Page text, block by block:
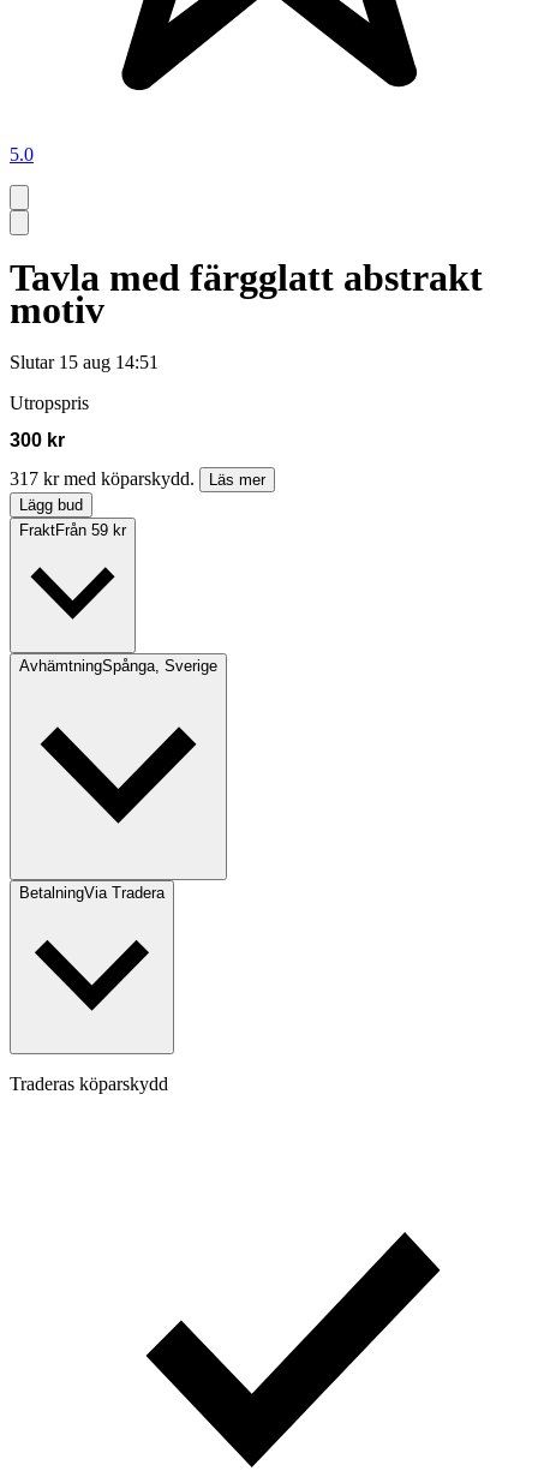
5.0
Tavla med färgglatt abstrakt
motiv
Slutar 15 aug 14:51
Utropspris
300 kr
317 kr med köparskydd.
Läs mer
Lägg bud
FraktFrån 59 kr
AvhämtningSpånga, Sverige
BetalningVia Tradera
Traderas köparskydd